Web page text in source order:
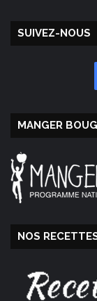
SUIVEZ-NOUS
MANGER
NOS